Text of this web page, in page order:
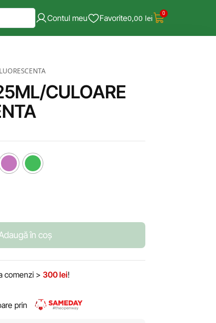
Contul meu Favorite0,00 lei 0
CULOARE
în coș
comenzi > 300 lei!
prin